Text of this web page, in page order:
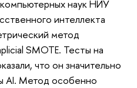
наук НИУ
интеллекта
метод
SMOTE. Тесты на
что он значительно
AI. Метод особенно